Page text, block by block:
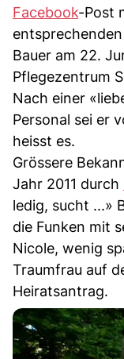
Facebook-Post
Bauer am 22.
Pflegezentrum
Nach einer
Personal sei er
heisst es.
Grössere
Jahr 2011 durch
ledig, sucht ...»
die Funken mit
Nicole, wenig
Traumfrau auf
Heiratsantrag.